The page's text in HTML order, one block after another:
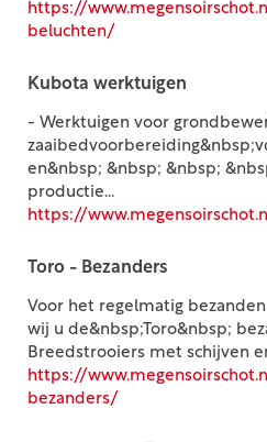
https://
beluchten/
Kubota werktuigen
- Werktuigen voor
en&nbsp; &nbsp; &nbsp;
productie...
https://
Toro - Bezanders
Voor het regelmatig
wij u de&nbsp;Toro&nbsp;
Breedstrooiers met schijven
https://
bezanders/